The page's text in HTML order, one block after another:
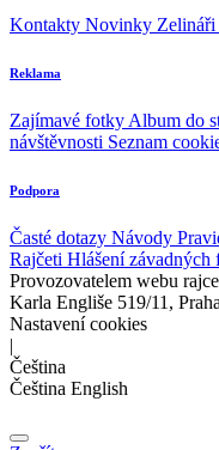
Kontakty Novinky Zelináři
Reklama
Zajímavé fotky Album do
návštěvnosti Seznam
Podpora
Časté dotazy Návody
Rajčeti Hlášení závadných
Provozovatelem webu
Karla Engliše 519/11,
Nastavení cookies
|
Čeština
Čeština English